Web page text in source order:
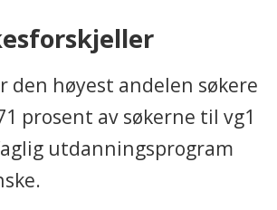
den høyest andelen søkere
prosent av søkerne til vg1
utdanningsprogram